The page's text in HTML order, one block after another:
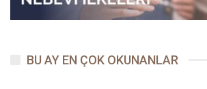
ölçüsünde daireyi genişletir farklı yerlerde
taşıdıkları buyardımlaşma ve dayanışma
BU AY EN ÇOK OKUNANLAR